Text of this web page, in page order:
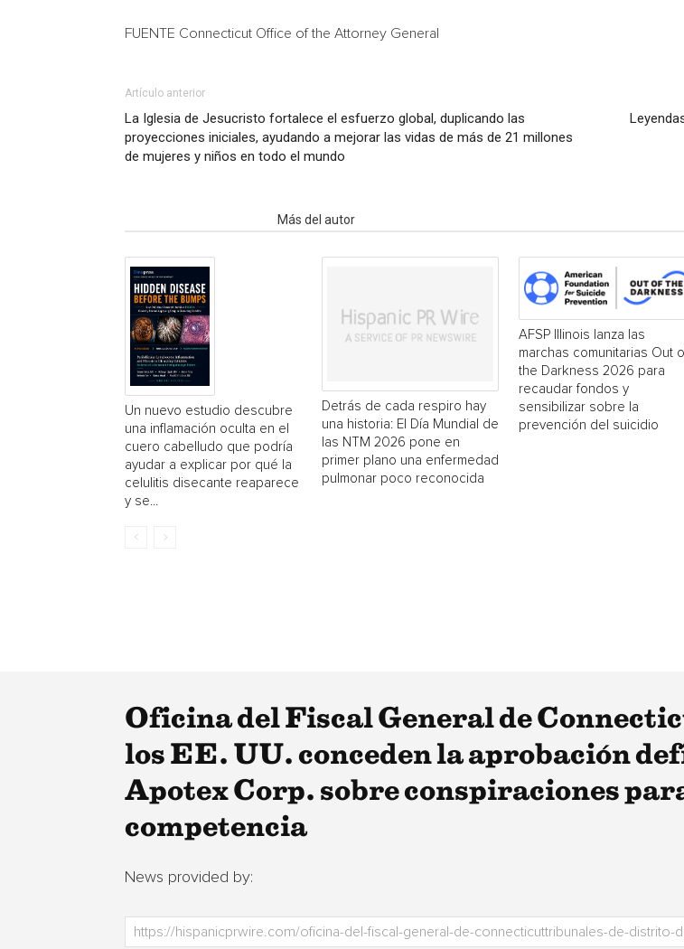
FUENTE Connecticut Office of the Attorney General
Artículo anterior
La Iglesia de Jesucristo fortalece el esfuerzo global, duplicando las
proyecciones iniciales, ayudando a mejorar las vidas de más de 21 millones
de mujeres y niños en todo el mundo
Más del autor
Un nuevo estudio descubre
una inflamación oculta en el
cuero cabelludo que podría
ayudar a explicar por qué la
celulitis disecante reaparece
y se...
Detrás de cada respiro hay
una historia: El Día Mundial de
las NTM 2026 pone en
primer plano una enfermedad
pulmonar poco reconocida
AFSP Illinois lanza las
marchas comunitarias Out
the Darkness 2026 para
recaudar fondos y
sensibilizar sobre la
prevención del suicidio
Oficina del Fiscal General de
los EE. UU. conceden la aprobación
Apotex Corp. sobre conspiraciones
competencia
News provided by: